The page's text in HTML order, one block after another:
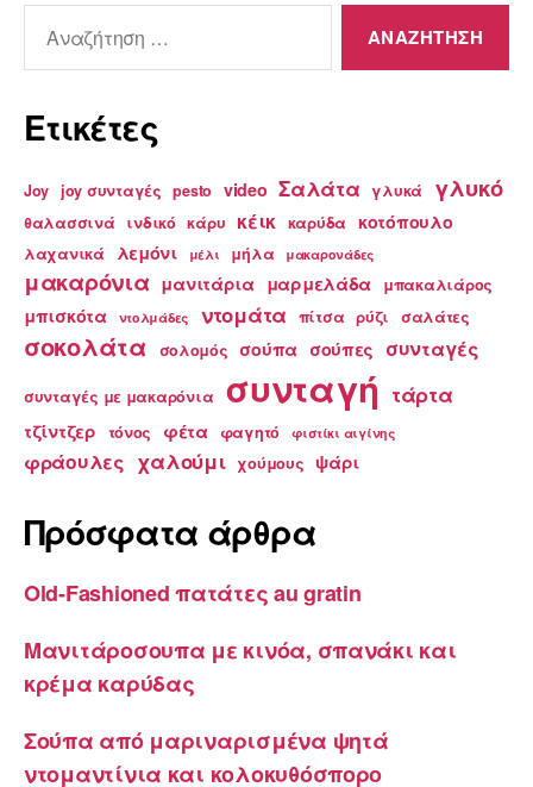
για:
Ετικέτες
Joy joy συνταγές pesto video Σαλάτα γλυκά γλυκό
θαλασσινά ινδικό κάρυ κέικ καρύδα κοτόπουλο
λαχανικά λεμόνι μέλι μήλα μακαρονάδες
μακαρόνια μανιτάρια μαρμελάδα μπακαλιάρος
μπισκότα ντολμάδες ντομάτα πίτσα ρύζι σαλάτες
σοκολάτα σολομός σούπα σούπες συνταγές
συνταγές με μακαρόνια συνταγή τάρτα
τζίντζερ τόνος φέτα φαγητό φιστίκι αιγίνης
φράουλες χαλούμι χούμους ψάρι
Πρόσφατα άρθρα
Old-Fashioned πατάτες au gratin
Μανιτάροσουπα με κινόα, σπανάκι και
κρέμα καρύδας
Σούπα από μαριναρισμένα ψητά
ντομαντίνια και κολοκυθόσπορο